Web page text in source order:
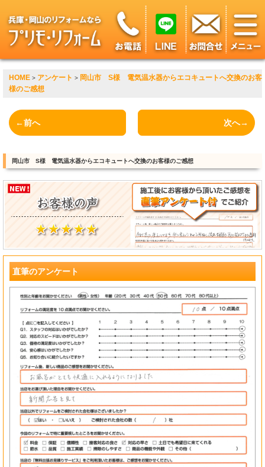
HOME > アンケート > 岡山市 S様 電気温水器からエコキュートへ交換のお客
様のご感想
←前へ 次へ→
岡山市 S様 電気温水器からエコキュートへ交換のお客様のご感想
直筆のアンケート